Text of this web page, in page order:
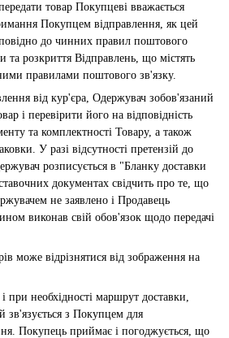
товар Покупцеві вважається
Покупцем відправлення, як цей
до чинних правил поштового
та розкриття Відправлень, що містять
правилами поштового зв'язку.
від кур'єра, Одержувач зобов'язаний
і перевірити його на відповідність
та комплектності Товару, а також
У разі відсутності претензій до
розписується в "Бланку доставки
документах свідчить про те, що
не заявлено і Продавець
виконав свій обов'язок щодо передачі
може відрізнятися від зображення на
при необхідності маршрут доставки,
з Покупцем для
Покупець приймає і погоджується, що